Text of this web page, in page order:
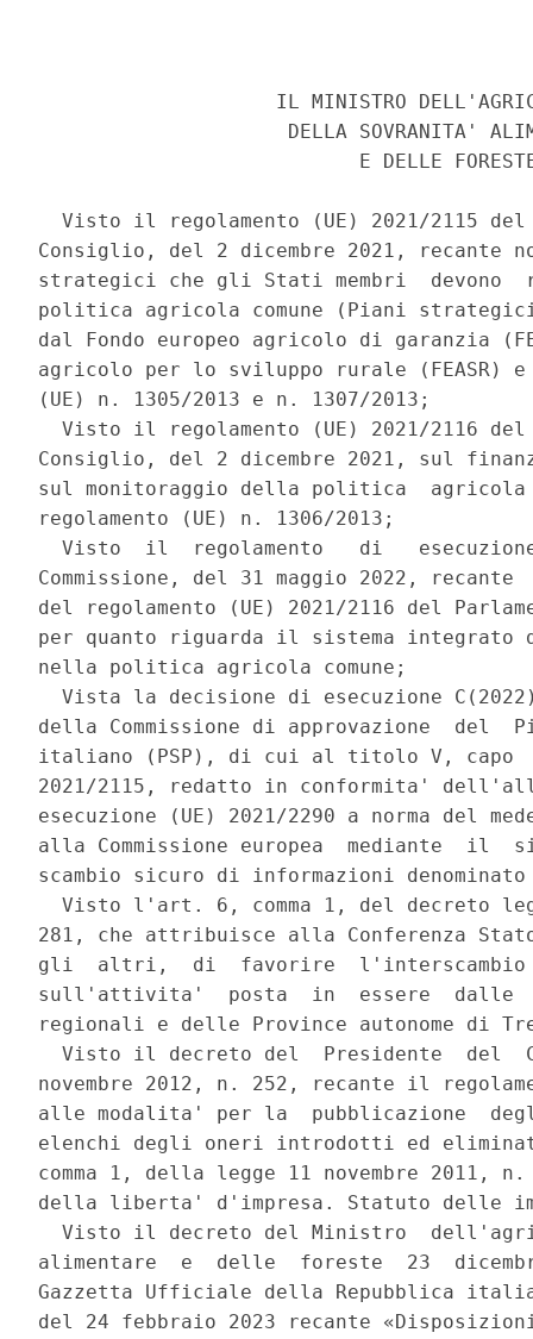
IL MINISTRO
DELLA SOVRANITA'
E DELLE
Visto il regolamento (UE) 2021/2115
Consiglio, del 2 dicembre 2021, recante
strategici che gli Stati membri  devono
politica agricola comune (Piani
dal Fondo europeo agricolo di garanzia
agricolo per lo sviluppo rurale (FEASR)
(UE) n. 1305/2013 e n. 1307/2013;
Visto il regolamento (UE) 2021/2116
Consiglio, del 2 dicembre 2021, sul
sul monitoraggio della politica  agricola
regolamento (UE) n. 1306/2013;
Visto  il  regolamento   di
Commissione, del 31 maggio 2022,
del regolamento (UE) 2021/2116 del
per quanto riguarda il sistema
nella politica agricola comune;
Vista la decisione di esecuzione
della Commissione di approvazione  del
italiano (PSP), di cui al titolo V, capo
2021/2115, redatto in conformita'
esecuzione (UE) 2021/2290 a norma del
alla Commissione europea  mediante  il
scambio sicuro di informazioni denominato
Visto l'art. 6, comma 1, del decreto
281, che attribuisce alla Conferenza
gli  altri,  di  favorire  l'interscambio
sull'attivita'  posta  in  essere  dalle
regionali e delle Province autonome di
Visto il decreto del  Presidente  del
novembre 2012, n. 252, recante il
alle modalita' per la  pubblicazione
elenchi degli oneri introdotti ed
comma 1, della legge 11 novembre 2011,
della liberta' d'impresa. Statuto delle
Visto il decreto del Ministro
alimentare  e  delle  foreste  23
Gazzetta Ufficiale della Repubblica
del 24 febbraio 2023 recante